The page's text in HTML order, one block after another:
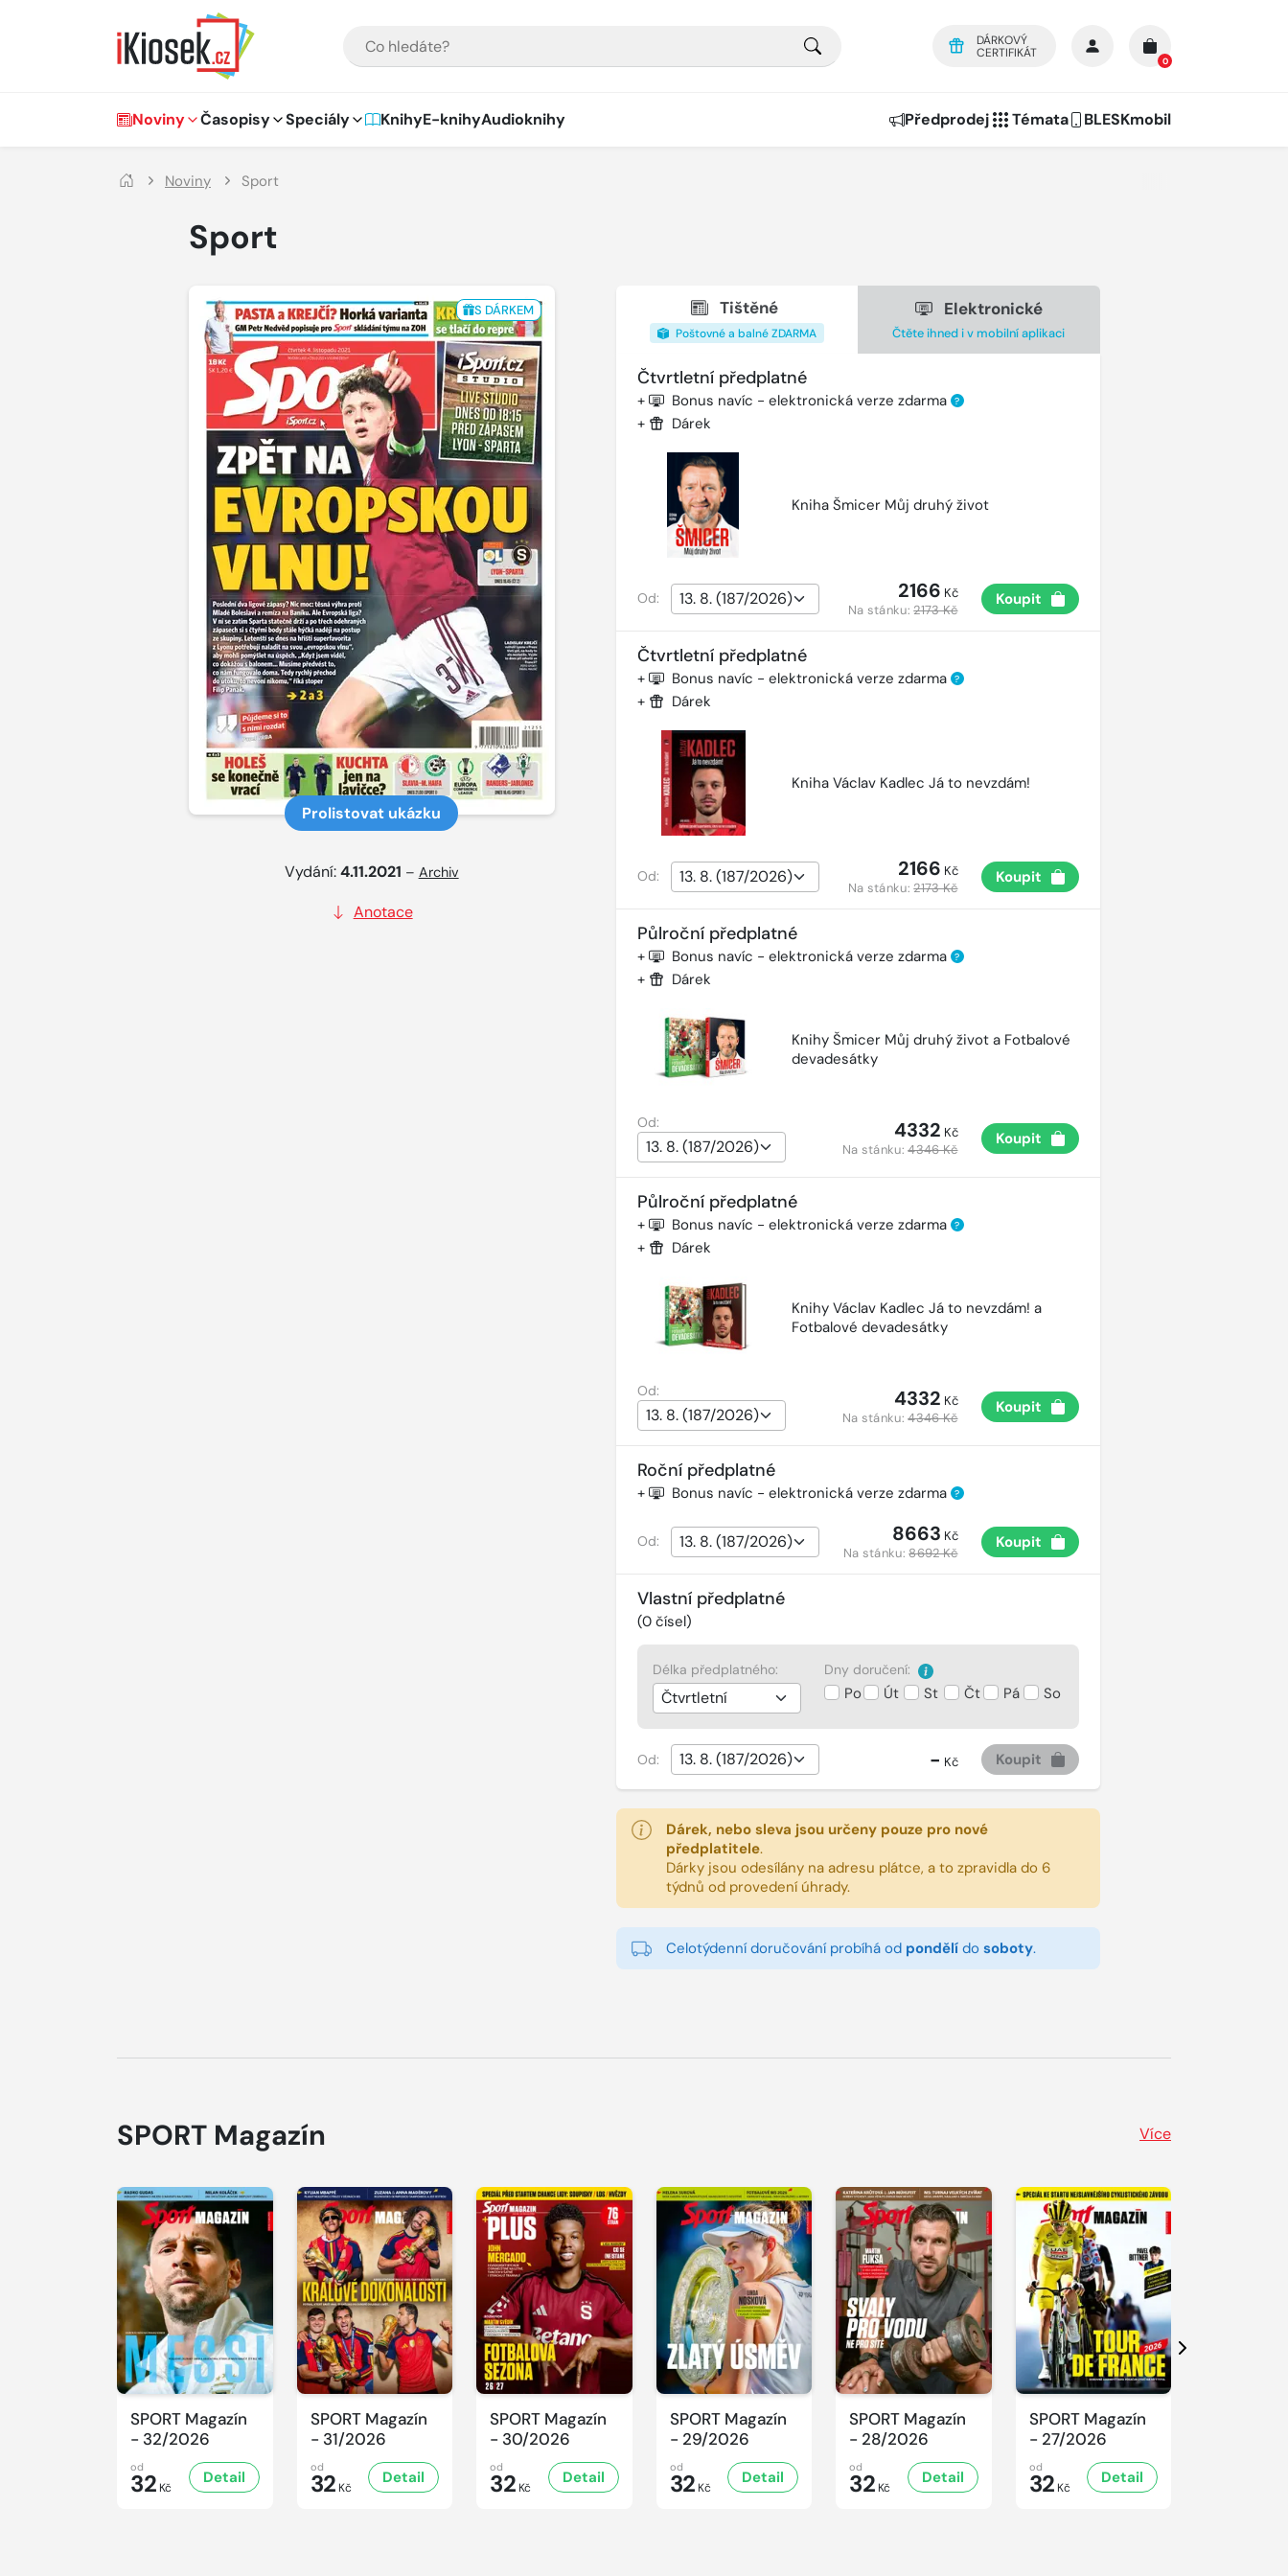
DÁRKOVÝ
CERTIFIKÁT
0
Hlavní navigace
Noviny Časopisy Speciály KnihyE-knihyAudioknihy Předprodej Témata BLESKmobil
Noviny Sport
Sport
S DÁRKEM
Prolistovat ukázku
Vydání:4.11.2021 – Archiv
Anotace
Tištěné
Poštovné a balné ZDARMA
Elektronické
Čtěte ihned i v mobilní aplikaci
Čtvrtletní předplatné
+ Bonus navíc - elektronická verze zdarma ?
+ Dárek
Kniha Šmicer Můj druhý život
Od: 2166 Kč
Na stánku:2173 Kč
Koupit
Čtvrtletní předplatné
+ Bonus navíc - elektronická verze zdarma ?
+ Dárek
Kniha Václav Kadlec Já to nevzdám!
Od: 2166 Kč
Na stánku:2173 Kč
Koupit
Půlroční předplatné
+ Bonus navíc - elektronická verze zdarma ?
+ Dárek
Knihy Šmicer Můj druhý život a Fotbalové
devadesátky
Od: 4332 Kč
Na stánku:4346 Kč
Koupit
Půlroční předplatné
+ Bonus navíc - elektronická verze zdarma ?
+ Dárek
Knihy Václav Kadlec Já to nevzdám! a
Fotbalové devadesátky
Od: 4332 Kč
Na stánku:4346 Kč
Koupit
Roční předplatné
+ Bonus navíc - elektronická verze zdarma ?
Od: 8663 Kč
Na stánku:8692 Kč
Koupit
Vlastní předplatné
(0čísel)
Délka předplatného: Dny doručení:
Po Út St Čt Pá So
Od: - Kč Koupit
Dárek, nebo sleva jsou určeny pouze pro nové
předplatitele.
Dárky jsou odesílány na adresu plátce, a to zpravidla do 6
týdnů od provedení úhrady.
Celotýdenní doručování probíhá od pondělído soboty.
SPORT Magazín Více
SPORT Magazín
- 32/2026
od
32 Kč
Detail
SPORT Magazín
- 31/2026
od
32 Kč
Detail
SPORT Magazín
- 30/2026
od
32 Kč
Detail
SPORT Magazín
- 29/2026
od
32 Kč
Detail
SPORT Magazín
- 28/2026
od
32 Kč
Detail
SPORT Magazín
- 27/2026
od
32 Kč
Detail
Další